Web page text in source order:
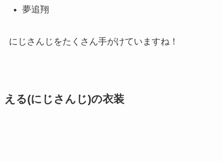
夢追翔
にじさんじをたくさん手がけていますね！
える(にじさんじ)の衣装